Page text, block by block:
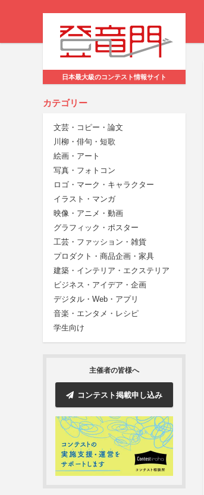
日本最大級のコンテスト情報サイト
カテゴリー
文芸・コピー・論文
川柳・俳句・短歌
絵画・アート
写真・フォトコン
ロゴ・マーク・キャラクター
イラスト・マンガ
映像・アニメ・動画
グラフィック・ポスター
工芸・ファッション・雑貨
プロダクト・商品企画・家具
建築・インテリア・エクステリア
ビジネス・アイデア・企画
デジタル・Web・アプリ
音楽・エンタメ・レシピ
学生向け
主催者の皆様へ
コンテスト掲載申し込み